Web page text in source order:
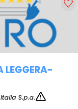
LEGGERA-
S.p.a.